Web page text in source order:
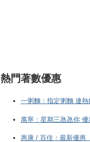
熱門著數優惠
一粥麵：指定粥麵 連熱
萬寧：星期三氹氹你 優
惠康 / 百佳：最新優惠